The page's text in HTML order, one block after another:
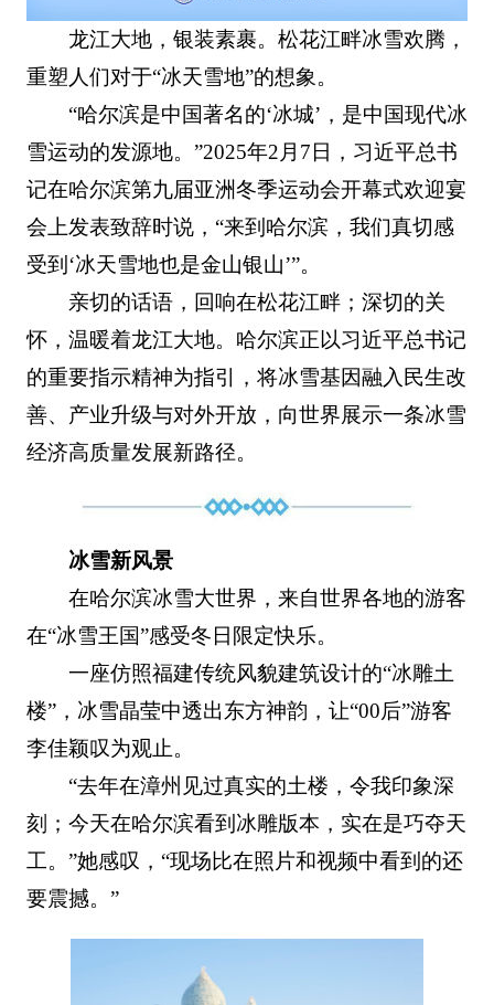
龙江大地，银装素裹。松花江畔冰雪欢腾，
重塑人们对于“冰天雪地”的想象。
“哈尔滨是中国著名的‘冰城’，是中国现代冰
雪运动的发源地。”2025年2月7日，习近平总书
记在哈尔滨第九届亚洲冬季运动会开幕式欢迎宴
会上发表致辞时说，“来到哈尔滨，我们真切感
受到‘冰天雪地也是金山银山’”。
亲切的话语，回响在松花江畔；深切的关
怀，温暖着龙江大地。哈尔滨正以习近平总书记
的重要指示精神为指引，将冰雪基因融入民生改
善、产业升级与对外开放，向世界展示一条冰雪
经济高质量发展新路径。
冰雪新风景
在哈尔滨冰雪大世界，来自世界各地的游客
在“冰雪王国”感受冬日限定快乐。
一座仿照福建传统风貌建筑设计的“冰雕土
楼”，冰雪晶莹中透出东方神韵，让“00后”游客
李佳颖叹为观止。
“去年在漳州见过真实的土楼，令我印象深
刻；今天在哈尔滨看到冰雕版本，实在是巧夺天
工。”她感叹，“现场比在照片和视频中看到的还
要震撼。”